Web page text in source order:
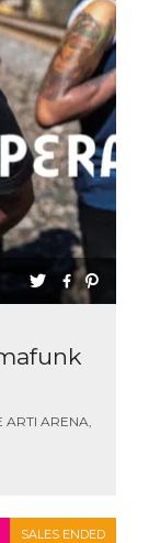
ARTI ARENA,
SALES ENDED